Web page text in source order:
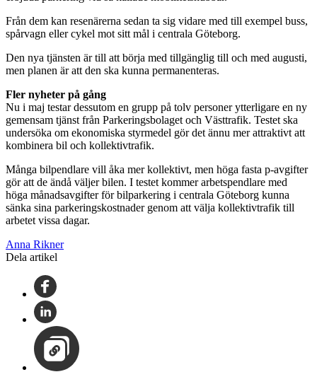
Från dem kan resenärerna sedan ta sig vidare med till exempel buss,
spårvagn eller cykel mot sitt mål i centrala Göteborg.
Den nya tjänsten är till att börja med tillgänglig till och med augusti,
men planen är att den ska kunna permanenteras.
Fler nyheter på gång
Nu i maj testar dessutom en grupp på tolv personer ytterligare en ny
gemensam tjänst från Parkeringsbolaget och Västtrafik. Testet ska
undersöka om ekonomiska styrmedel gör det ännu mer attraktivt att
kombinera bil och kollektivtrafik.
Många bilpendlare vill åka mer kollektivt, men höga fasta p-avgifter
gör att de ändå väljer bilen. I testet kommer arbetspendlare med
höga månadsavgifter för bilparkering i centrala Göteborg kunna
sänka sina parkeringskostnader genom att välja kollektivtrafik till
arbetet vissa dagar.
Anna Rikner
Dela artikel